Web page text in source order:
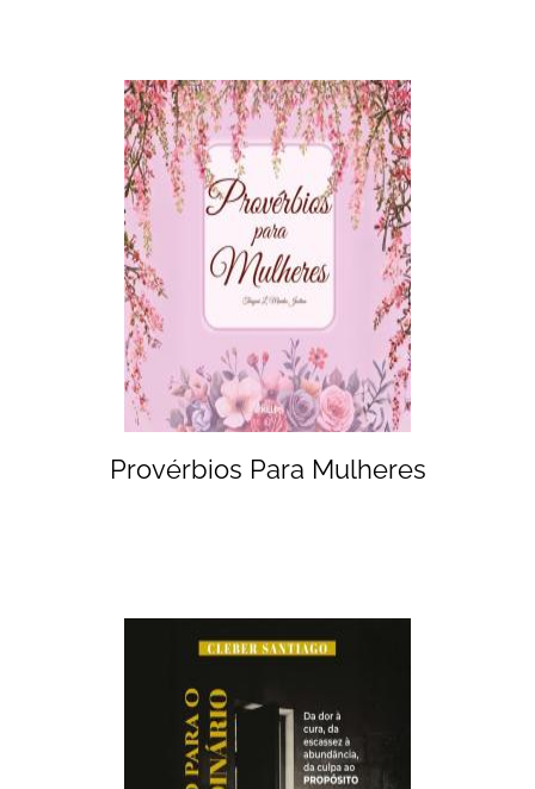
Provérbios Para Mulheres